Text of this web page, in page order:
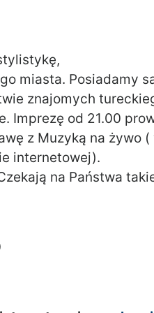
miasta. Posiadamy
znajomych
Imprezę od 21.00
z Muzyką na żywo
internetowej).
na Państwa